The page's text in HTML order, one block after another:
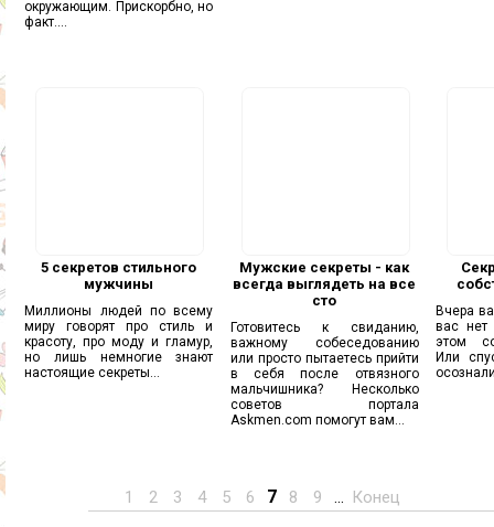
окружающим. Прискорбно, но
факт....
5 секретов стильного
мужчины
Миллионы людей по всему
миру говорят про стиль и
красоту, про моду и гламур,
но лишь немногие знают
настоящие секреты...
Мужские секреты - как
всегда выглядеть на все
сто
Готовитесь к свиданию,
важному собеседованию
или просто пытаетесь прийти
в себя после отвязного
мальчишника? Несколько
советов портала
Askmen.com помогут вам...
Вчера
вас нет
этом
Или
1 2 3 4 5 6 7 8 9 ... Конец